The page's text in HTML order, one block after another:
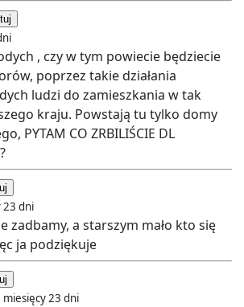
, czy w tym powiecie będziecie
poprzez takie działania
ludzi do zamieszkania w tak
kraju. Powstają tu tylko domy
PYTAM CO ZRBILIŚCIE DL
23 dni
zadbamy, a starszym mało kto się
ja podziękuje
miesięcy 23 dni